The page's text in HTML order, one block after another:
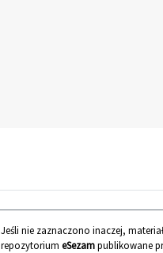
Jeśli nie zaznaczono inaczej,
repozytorium eSezampublikowane